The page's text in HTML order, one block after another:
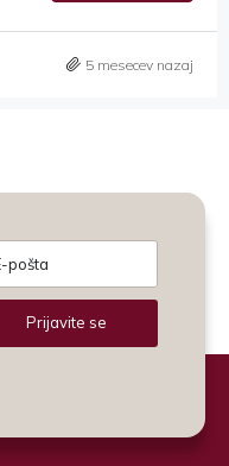
5 mesecev nazaj
Prijavite se